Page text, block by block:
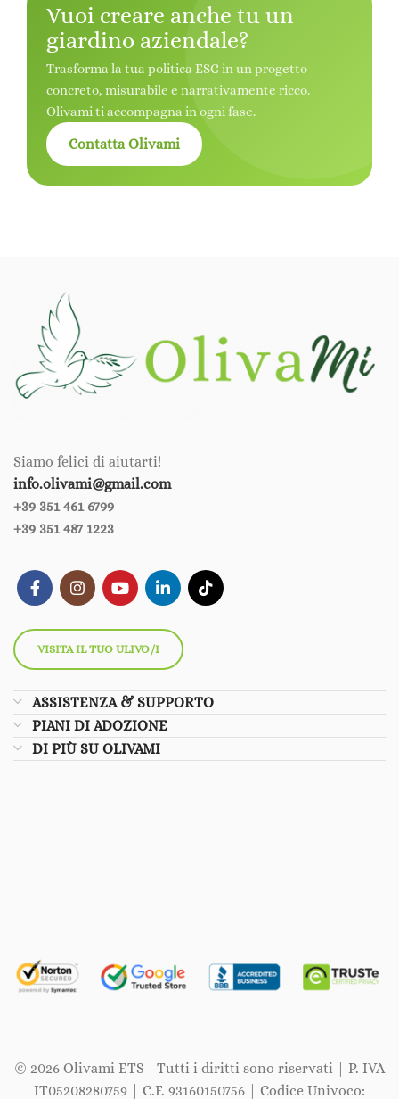
Vuoi creare anche tu un
giardino aziendale?
Trasforma la tua politica ESG in un progetto
concreto, misurabile e narrativamente ricco.
Olivami ti accompagna in ogni fase.
Contatta Olivami
Siamo felici di aiutarti!
info.olivami@gmail.com
+39 351 461 6799‪‪
+39 351 487 1223
VISITA IL TUO ULIVO/I
ASSISTENZA & SUPPORTO
PIANI DI ADOZIONE
DI PIÙ SU OLIVAMI
© 2026 Olivami ETS - Tutti i diritti sono riservati | P. IVA
IT05208280759 | C.F. 93160150756 | Codice Univoco: